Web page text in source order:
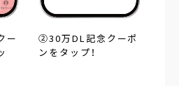
ー
②30万DL記念クーポ
ンをタップ！